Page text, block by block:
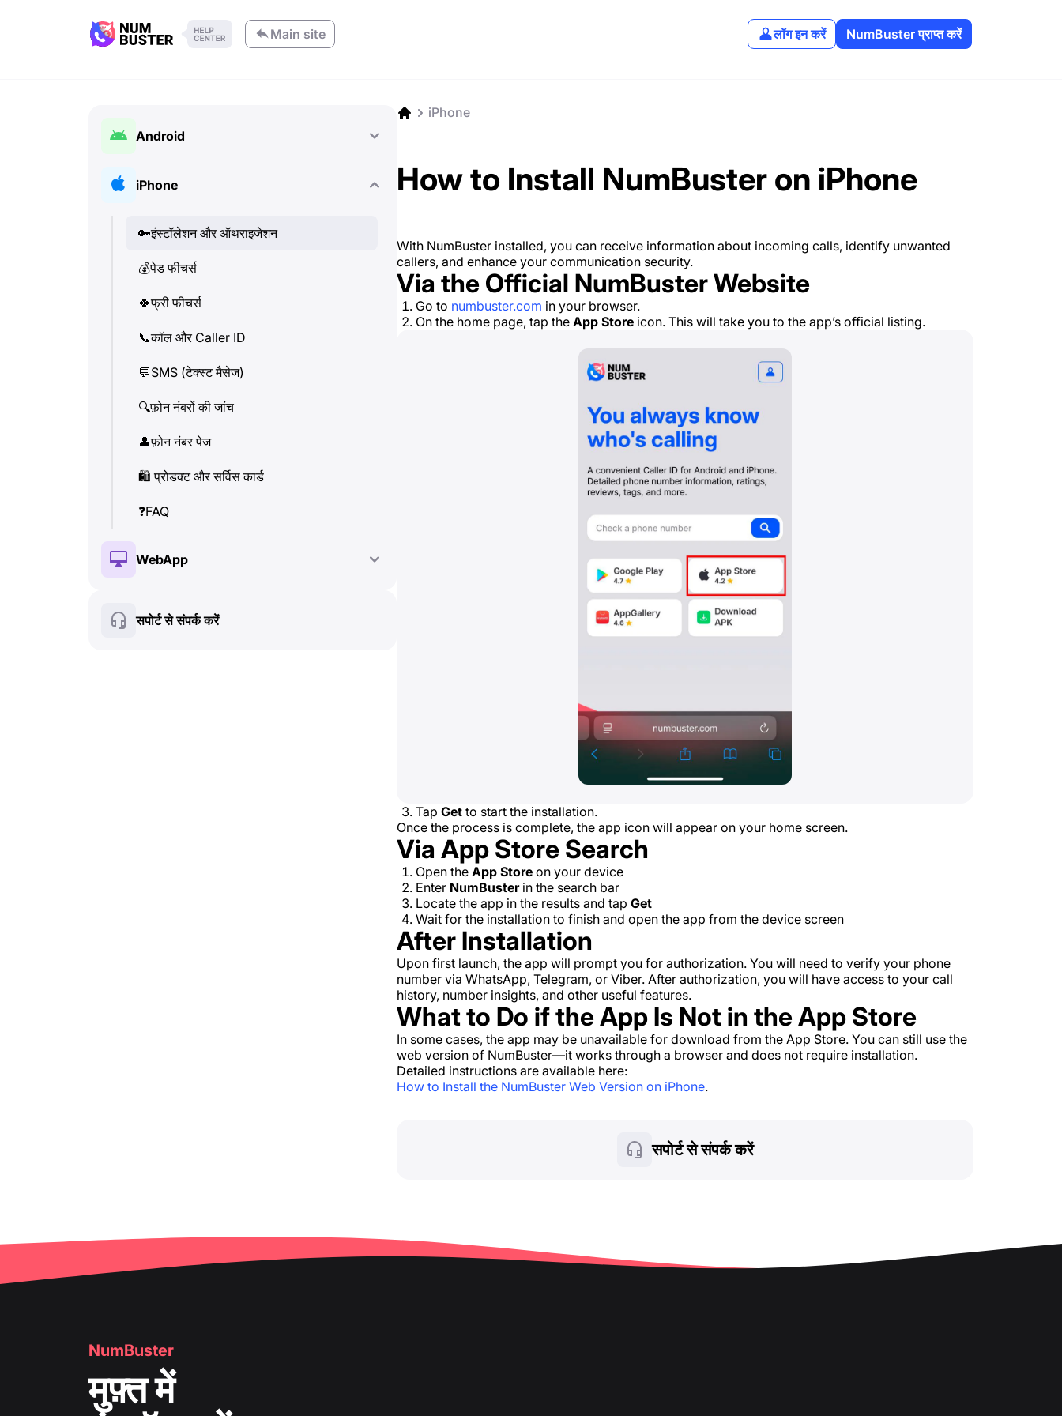
Main site लॉग इन करें NumBuster प्राप्त करें
Android
🔑
iPhone
🔑इंस्टॉलेशन और ऑथराइजेशन
💰पेड फीचर्स
🍀फ्री फीचर्स
📞कॉल और Caller ID
💬SMS (टेक्स्ट मैसेज)
🔍फ़ोन नंबरों की जांच
👤फ़ोन नंबर पेज
🛍 ️ प्रोडक्ट और सर्विस कार्ड
❓FAQ
WebApp
सपोर्ट से संपर्क करें
iPhone
How to Install NumBuster on iPhone
With NumBuster installed, you can receive information about incoming calls, identify unwanted
callers, and enhance your communication security.
Via the Official NumBuster Website
Go to numbuster.com in your browser.
On the home page, tap the App Store icon. This will take you to the app’s official listing.
Tap Get to start the installation.
Once the process is complete, the app icon will appear on your home screen.
Via App Store Search
Open the App Store on your device
Enter NumBusterin the search bar
Locate the app in the results and tap Get
Wait for the installation to finish and open the app from the device screen
After Installation
Upon first launch, the app will prompt you for authorization. You will need to verify your phone
number via WhatsApp, Telegram, or Viber. After authorization, you will have access to your call
history, number insights, and other useful features.
What to Do if the App Is Not in the App Store
In some cases, the app may be unavailable for download from the App Store. You can still use the
web version of NumBuster—it works through a browser and does not require installation.
Detailed instructions are available here:
How to Install the NumBuster Web Version on iPhone.
सपोर्ट से संपर्क करें
NumBuster
मुफ़्त में